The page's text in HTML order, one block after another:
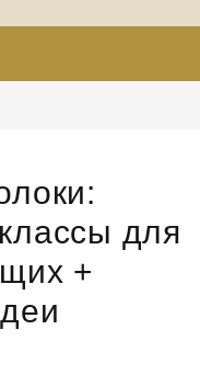
для
+